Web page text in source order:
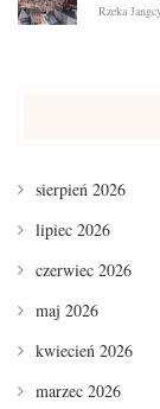
Rzeka
sierpień 2026
lipiec 2026
czerwiec 2026
maj 2026
kwiecień 2026
marzec 2026